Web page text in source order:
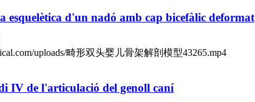
esquelètica d'un nadó amb cap bicefàlic deformat
uploads/畸形双头婴儿骨架解剖模型43265.mp4
IV de l'articulació del genoll caní